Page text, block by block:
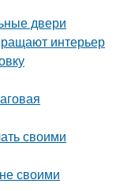
двери
интерьер
своими
своими